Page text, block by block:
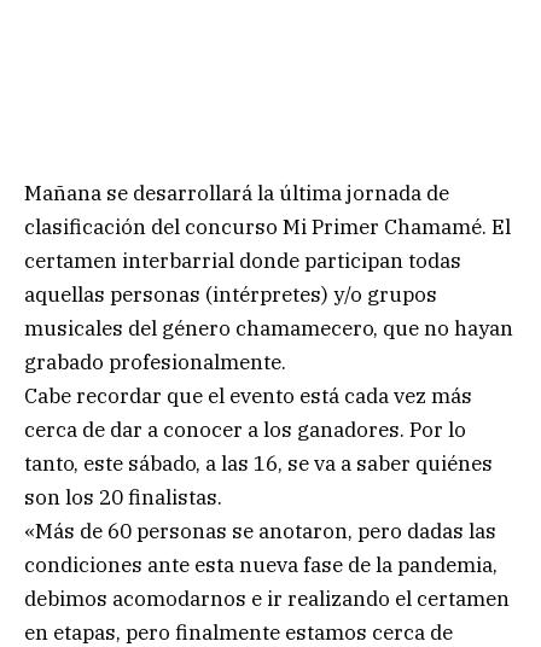
Mañana se desarrollará la última jornada de
clasificación del concurso Mi Primer Chamamé. El
certamen interbarrial donde participan todas
aquellas personas (intérpretes) y/o grupos
musicales del género chamamecero, que no hayan
grabado profesionalmente.
Cabe recordar que el evento está cada vez más
cerca de dar a conocer a los ganadores. Por lo
tanto, este sábado, a las 16, se va a saber quiénes
son los 20 finalistas.
«Más de 60 personas se anotaron, pero dadas las
condiciones ante esta nueva fase de la pandemia,
debimos acomodarnos e ir realizando el certamen
en etapas, pero finalmente estamos cerca de